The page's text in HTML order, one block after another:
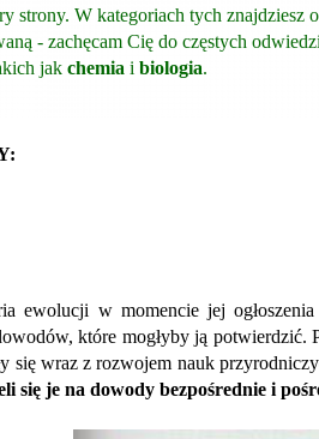
strony. W kategoriach tych znajdziesz
- zachęcam Cię do częstych
jak chemia i biologia.
ewolucji w momencie jej
które mogłyby ją
się wraz z rozwojem nauk
się je na dowody bezpośrednie i